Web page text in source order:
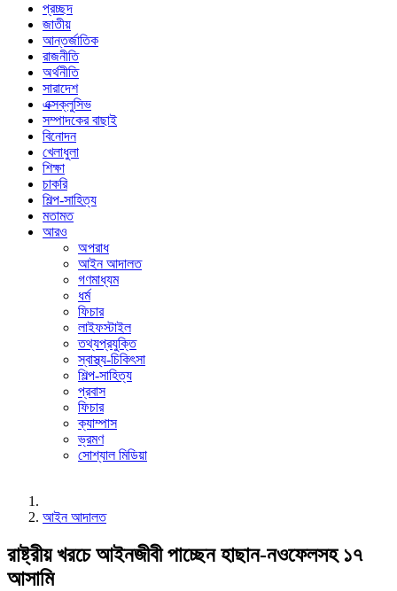
প্রচ্ছদ
জাতীয়
আন্তর্জাতিক
রাজনীতি
অর্থনীতি
সারাদেশ
এক্সক্লুসিভ
সম্পাদকের বাছাই
বিনোদন
খেলাধুলা
শিক্ষা
চাকরি
শিল্প-সাহিত্য
মতামত
আরও
অপরাধ
আইন আদালত
গণমাধ্যম
ধর্ম
ফিচার
লাইফস্টাইল
তথ্যপ্রযুক্তি
স্বাস্থ্য-চিকিৎসা
শিল্প-সাহিত্য
প্রবাস
ফিচার
ক্যাম্পাস
ভ্রমণ
সোশ্যাল মিডিয়া
আইন আদালত
রাষ্ট্রীয় খরচে আইনজীবী পাচ্ছেন হাছান-নওফেলসহ ১৭
আসামি